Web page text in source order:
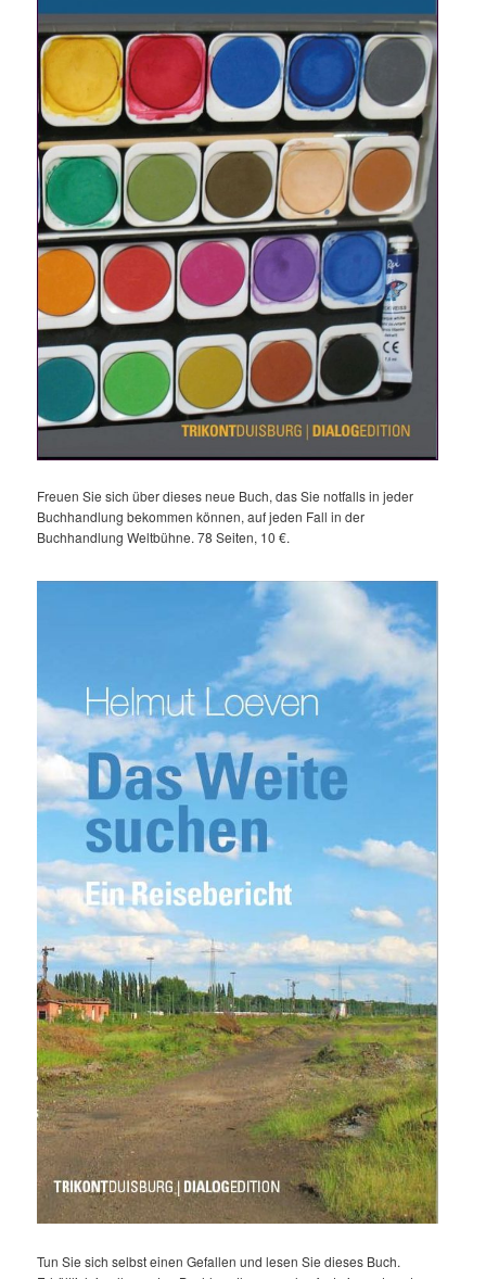
Freuen Sie sich über dieses neue Buch, das Sie notfalls in jeder
Buchhandlung bekommen können, auf jeden Fall in der
Buchhandlung Weltbühne. 78 Seiten, 10 €.
Tun Sie sich selbst einen Gefallen und lesen Sie dieses Buch.